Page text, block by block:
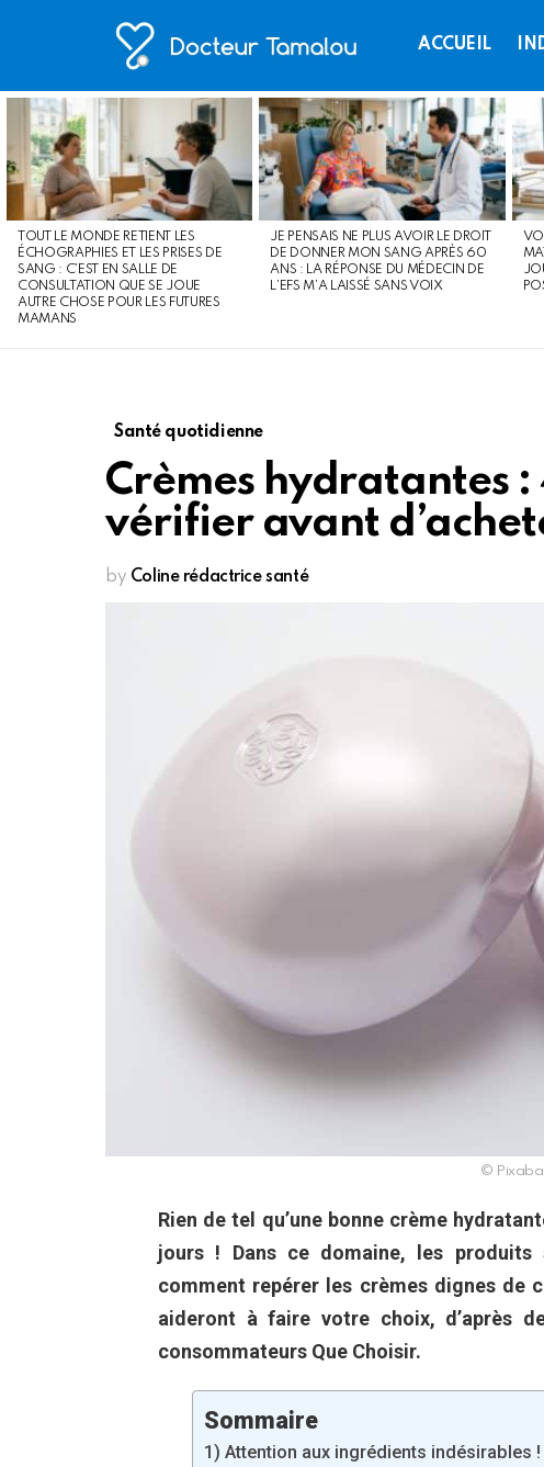
ACCUEIL
LATEST
STORIES
TOUT LE MONDE RETIENT LES
ÉCHOGRAPHIES ET LES PRISES DE
SANG : C’EST EN SALLE DE
CONSULTATION QUE SE JOUE
AUTRE CHOSE POUR LES FUTURES
MAMANS
JE PENSAIS NE PLUS AVOIR LE DROIT
DE DONNER MON SANG APRÈS 60
ANS : LA RÉPONSE DU MÉDECIN DE
L’EFS M’A LAISSÉ SANS VOIX
Santé quotidienne
Crèmes hydratantes :
vérifier avant
by Coline rédactrice santé
©
Rien de tel qu’une bonne crème
jours ! Dans ce domaine, les
comment repérer les crèmes dignes de
aideront à faire votre choix, d’après
consommateurs Que Choisir.
Sommaire
1) Attention aux ingrédients indésirables !